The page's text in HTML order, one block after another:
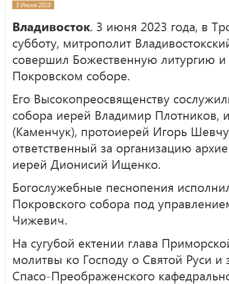
3 Июня 2023
Владивосток. 3 июня 2023 года, в
субботу, митрополит
совершил Божественную литургию
Покровском соборе.
Его Высокопреосвященству
собора иерей Владимир Плотников,
(Каменчук), протоиерей Игорь
ответственный за организацию
иерей Дионисий Ищенко.
Богослужебные песнопения
Покровского собора под
Чижевич.
На сугубой ектении глава
молитвы ко Господу о Святой Руси и
Спасо-Преображенского